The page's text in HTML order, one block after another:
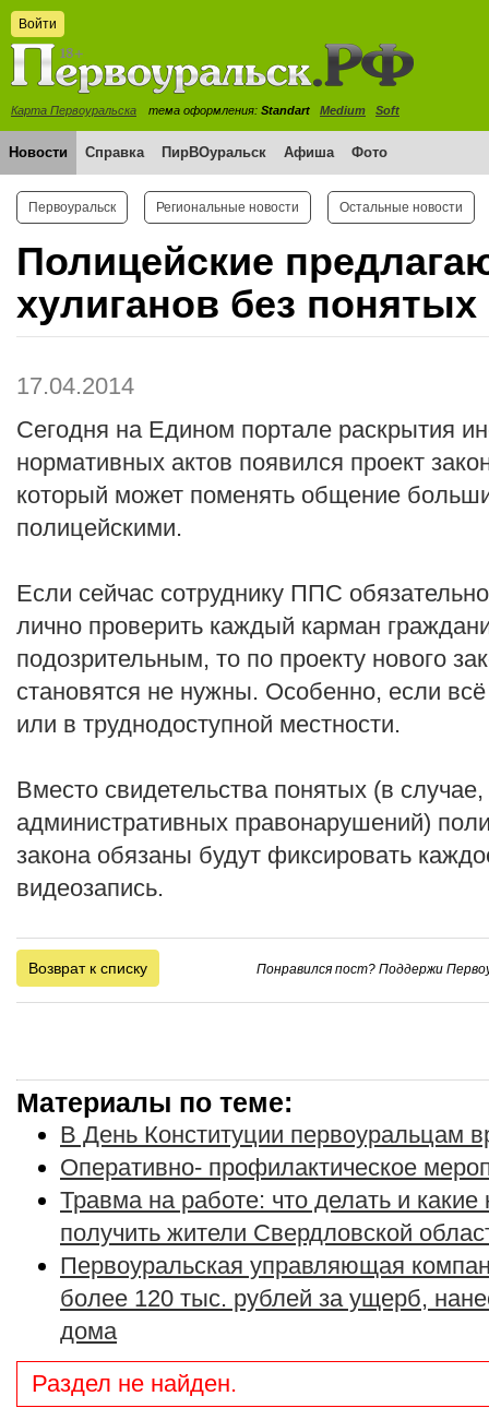
Войти
Карта Первоуральска тема оформления: Standart Medium Soft
Новости Справка ПирВОуральск Афиша Фото
Первоуральск Региональные новости Остальные новости
Полицейские
хулиганов без понятых
17.04.2014
Сегодня на Едином портале раскрытия
нормативных актов появился проект
который может поменять общение
полицейскими.
Если сейчас сотруднику ППС
лично проверить каждый карман
подозрительным, то по проекту нового
становятся не нужны. Особенно, если
или в труднодоступной местности.
Вместо свидетельства понятых (в случае,
административных правонарушений)
закона обязаны будут фиксировать
видеозапись.
Возврат к списку Понравился пост? Поддержи
Материалы по теме:
В День Конституции первоуральцам
Оперативно- профилактическое
Травма на работе: что делать и какие
получить жители Свердловской
Первоуральская управляющая
более 120 тыс. рублей за ущерб,
дома
Раздел не найден.